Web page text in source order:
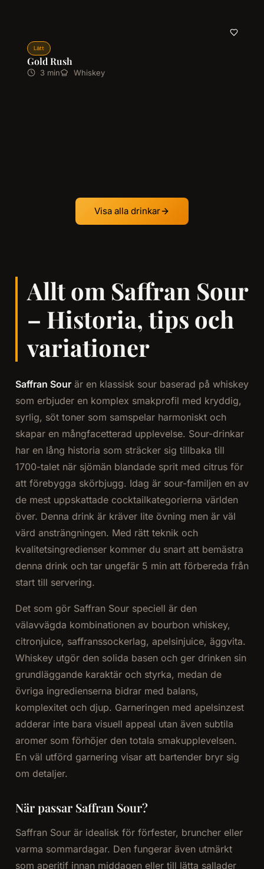
Lätt
Gold Rush
3 min Whiskey
Visa alla drinkar
Allt om Saffran Sour
– Historia, tips och
variationer
Saffran Sourär en klassisk sour baserad på whiskey
som erbjuder en komplex smakprofil med kryddig,
syrlig, söt toner som samspelar harmoniskt och
skapar en mångfacetterad upplevelse. Sour-drinkar
har en lång historia som sträcker sig tillbaka till
1700-talet när sjömän blandade sprit med citrus för
att förebygga skörbjugg. Idag är sour-familjen en av
de mest uppskattade cocktailkategorierna världen
över. Denna drink är kräver lite övning men är väl
värd ansträngningen. Med rätt teknik och
kvalitetsingredienser kommer du snart att bemästra
denna drink och tar ungefär 5 min att förbereda från
start till servering.
Det som gör Saffran Sour speciell är den
välavvägda kombinationen av bourbon whiskey,
citronjuice, saffranssockerlag, apelsinjuice, äggvita.
Whiskey utgör den solida basen och ger drinken sin
grundläggande karaktär och styrka, medan de
övriga ingredienserna bidrar med balans,
komplexitet och djup. Garneringen med apelsinzest
adderar inte bara visuell appeal utan även subtila
aromer som förhöjer den totala smakupplevelsen.
En väl utförd garnering visar att bartender bryr sig
om detaljer.
När passar Saffran Sour?
Saffran Sour är idealisk för förfester, bruncher eller
varma sommardagar. Den fungerar även utmärkt
som aperitif innan middagen eller till lätta sallader